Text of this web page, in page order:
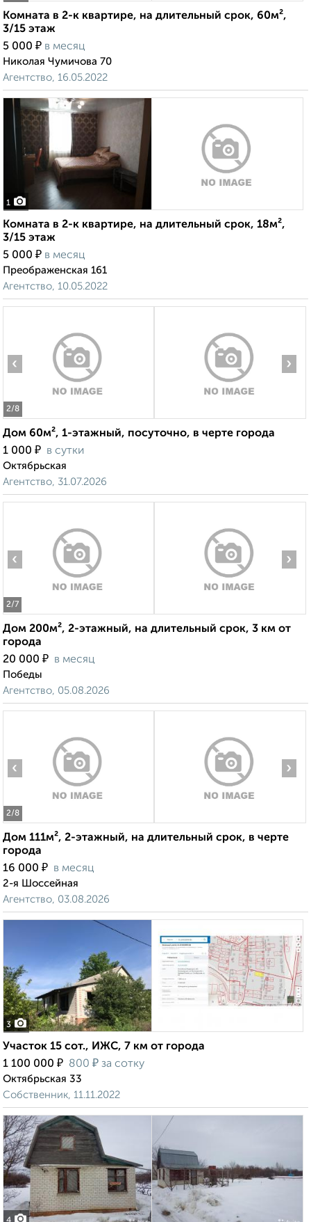
Комната в 2-к квартире, на длительный срок, 60м²,
3/15 этаж
5 000 ₽ в месяц
Николая Чумичова 70
Агентство, 16.05.2022
1
Комната в 2-к квартире, на длительный срок, 18м²,
3/15 этаж
5 000 ₽ в месяц
Преображенская 161
Агентство, 10.05.2022
2/8
‹ ›
Дом 60м², 1-этажный, посуточно, в черте города
1 000 ₽ в сутки
Октябрьская
Агентство, 31.07.2026
2/7
‹ ›
Дом 200м², 2-этажный, на длительный срок, 3 км от
города
20 000 ₽ в месяц
Победы
Агентство, 05.08.2026
2/8
‹ ›
Дом 111м², 2-этажный, на длительный срок, в черте
города
16 000 ₽ в месяц
2-я Шоссейная
Агентство, 03.08.2026
3
Участок 15 сот., ИЖС, 7 км от города
1 100 000 ₽ 800 ₽ за сотку
Октябрьская 33
Собственник, 11.11.2022